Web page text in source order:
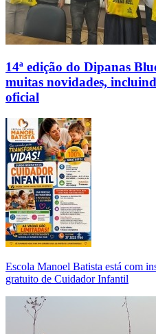
14ª edição do Dipanas
muitas novidades,
oficial
Escola Manoel Batista está com
gratuito de Cuidador Infantil